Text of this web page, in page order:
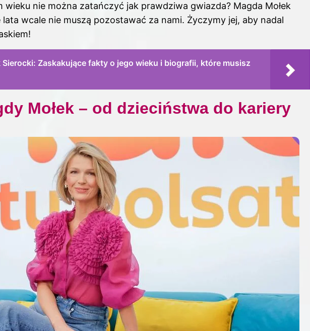
wieku nie można zatańczyć jak prawdziwa gwiazda? Magda Mołek
wcale nie muszą pozostawać za nami. Życzymy jej, aby nadal
Sierocki: Zaskakujące fakty o jego wieku i biografii, które musisz
Mołek – od dzieciństwa do kariery